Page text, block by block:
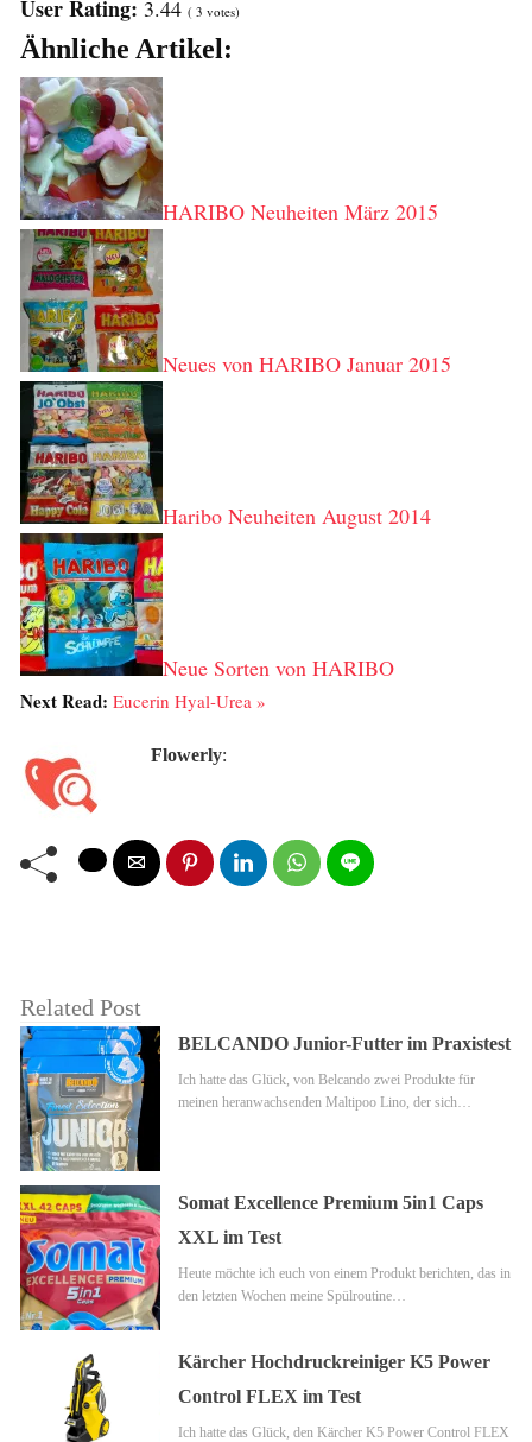
User Rating: 3.44 ( 3 votes)
Ähnliche Artikel:
HARIBO Neuheiten März 2015
Neues von HARIBO Januar 2015
Haribo Neuheiten August 2014
Neue Sorten von HARIBO
Next Read: Eucerin Hyal-Urea »
Flowerly:
Related Post
BELCANDO Junior-Futter im Praxistest
Ich hatte das Glück, von Belcando zwei Produkte für
meinen heranwachsenden Maltipoo Lino, der sich…
Somat Excellence Premium 5in1 Caps
XXL im Test
Heute möchte ich euch von einem Produkt berichten, das in
den letzten Wochen meine Spülroutine…
Kärcher Hochdruckreiniger K5 Power
Control FLEX im Test
Ich hatte das Glück, den Kärcher K5 Power Control FLEX